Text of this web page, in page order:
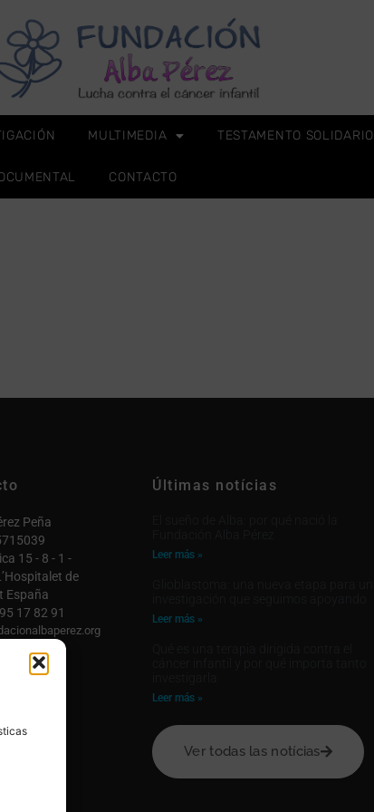
MULTIMEDIA TESTAMENTO SOLIDARIO
CONTACTO
Peña
15 - 8 - 1 -
de
España
17 82 91
Últimas notícias
Leer más »
Leer más »
Leer más »
Ver todas las notícias